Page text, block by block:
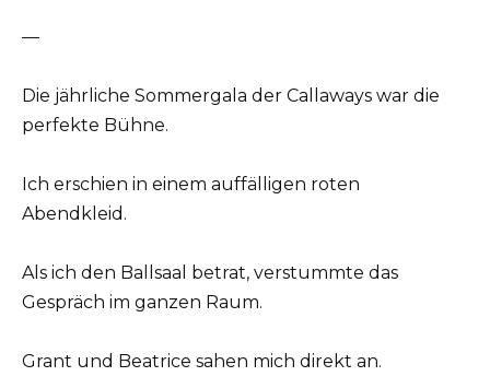
—
Die jährliche Sommergala der Callaways war die
perfekte Bühne.
Ich erschien in einem auffälligen roten
Abendkleid.
Als ich den Ballsaal betrat, verstummte das
Gespräch im ganzen Raum.
Grant und Beatrice sahen mich direkt an.